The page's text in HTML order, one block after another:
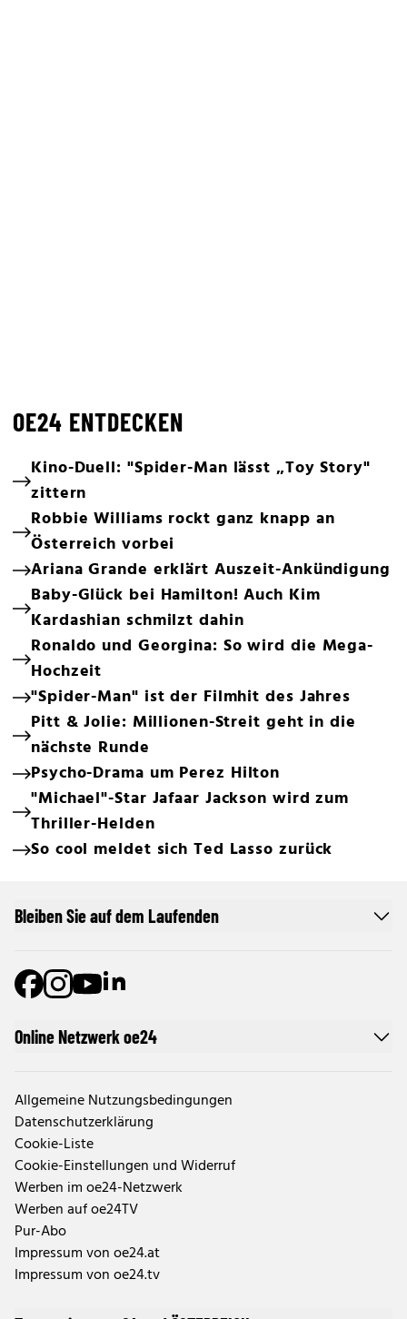
OE24 ENTDECKEN
Kino-Duell: "Spider-Man lässt „Toy Story"
zittern
Robbie Williams rockt ganz knapp an
Österreich vorbei
Ariana Grande erklärt Auszeit-Ankündigung
Baby-Glück bei Hamilton! Auch Kim
Kardashian schmilzt dahin
Ronaldo und Georgina: So wird die Mega-
Hochzeit
"Spider-Man" ist der Filmhit des Jahres
Pitt & Jolie: Millionen-Streit geht in die
nächste Runde
Psycho-Drama um Perez Hilton
"Michael"-Star Jafaar Jackson wird zum
Thriller-Helden
So cool meldet sich Ted Lasso zurück
Online Netzwerk oe24
Allgemeine Nutzungsbedingungen
Datenschutzerklärung
Cookie-Liste
Cookie-Einstellungen und Widerruf
Werben im oe24-Netzwerk
Werben auf oe24TV
Pur-Abo
Impressum von oe24.at
Impressum von oe24.tv
Bleiben Sie auf dem Laufenden